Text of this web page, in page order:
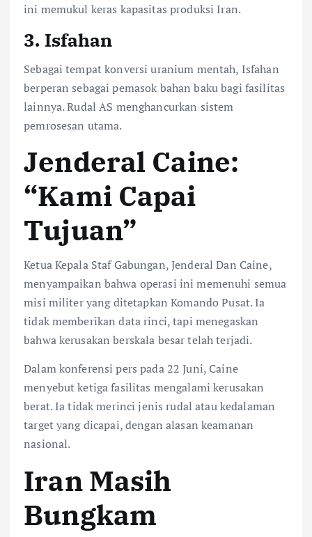
ini memukul keras kapasitas produksi Iran.
3. Isfahan
Sebagai tempat konversi uranium mentah, Isfahan
berperan sebagai pemasok bahan baku bagi fasilitas
lainnya. Rudal AS menghancurkan sistem
pemrosesan utama.
Jenderal Caine:
“Kami Capai
Tujuan”
Ketua Kepala Staf Gabungan, Jenderal Dan Caine,
menyampaikan bahwa operasi ini memenuhi semua
misi militer yang ditetapkan Komando Pusat. Ia
tidak memberikan data rinci, tapi menegaskan
bahwa kerusakan berskala besar telah terjadi.
Dalam konferensi pers pada 22 Juni, Caine
menyebut ketiga fasilitas mengalami kerusakan
berat. Ia tidak merinci jenis rudal atau kedalaman
target yang dicapai, dengan alasan keamanan
nasional.
Iran Masih
Bungkam